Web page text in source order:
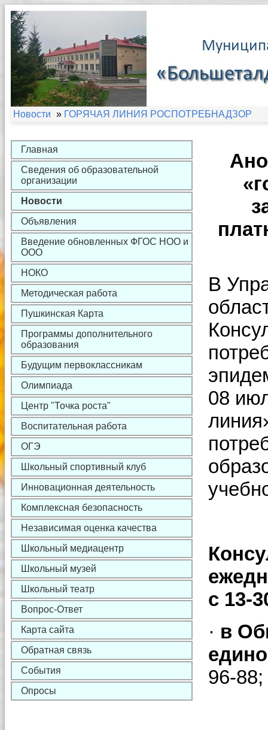
Новости » ГОРЯЧАЯ ЛИНИЯ РОСПОТРЕБНАДЗОР
Главная
Сведения об образовательной
организации
Новости
Объявления
Введение обновленных ФГОС НОО и
ООО
НОКО
Методическая работа
Пушкинская Карта
Программы дополнительного
образования
Будущим первоклассникам
Олимпиада
Центр "Точка роста"
Воспитательная работа
ОГЭ
Школьный спортивный клуб
Инновационная деятельность
Комплексная безопасность
Независимая оценка качества
Школьный медиацентр
Школьный музей
Школьный театр
Вопрос-Ответ
Карта сайта
Обратная связь
События
Опросы
В
08
с 13-
· в
96-88;